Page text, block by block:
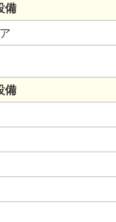
備
備